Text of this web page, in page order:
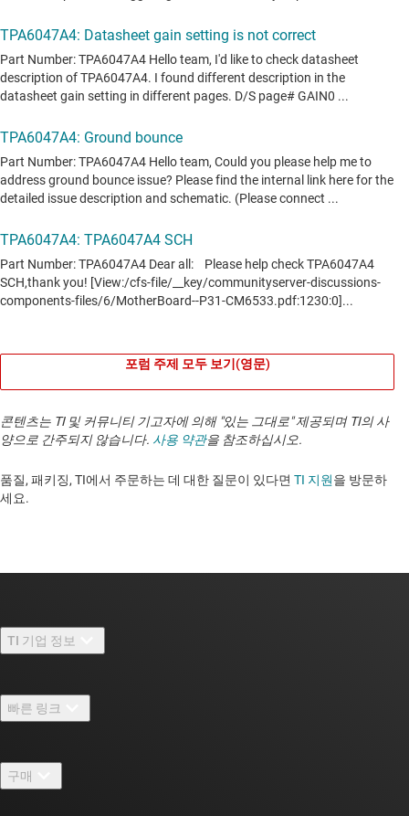
포럼 주제 모두 보기(영문)
콘텐츠는 TI 및 커뮤니티 기고자에 의해 "있는 그대로" 제공되며 TI의 사
양으로 간주되지 않습니다. 사용 약관을 참조하십시오.
품질, 패키징, TI에서 주문하는 데 대한 질문이 있다면 TI 지원을 방문하
세요. ​​​​​​​​​​​​​​
TI 기업 정보
채용
뉴스룸
빠른 링크
TI E2E™ 설계 지원 포럼
구매